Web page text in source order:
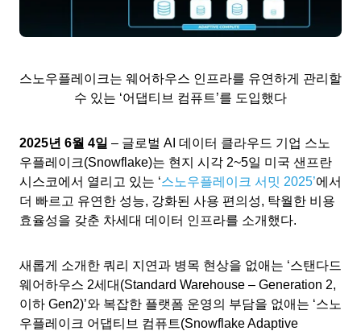
스노우플레이크는 웨어하우스 인프라를 유연하게 관리할
수 있는 ‘어댑티브 컴퓨트’를 도입했다
2025년 6월 4일 – 글로벌 AI 데이터 클라우드 기업 스노
우플레이크(Snowflake)는 현지 시각 2~5일 미국 샌프란
시스코에서 열리고 있는 ‘스노우플레이크 서밋 2025’에서
더 빠르고 유연한 성능, 강화된 사용 편의성, 탁월한 비용
효율성을 갖춘 차세대 데이터 인프라를 소개했다.
새롭게 소개한 쿼리 지연과 병목 현상을 없애는 ‘스탠다드
웨어하우스 2세대(Standard Warehouse – Generation 2,
이하 Gen2)’와 복잡한 플랫폼 운영의 부담을 없애는 ‘스노
우플레이크 어댑티브 컴퓨트(Snowflake Adaptive